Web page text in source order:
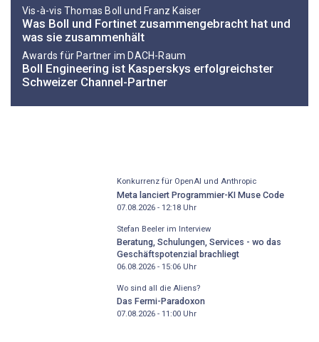
Vis-à-vis Thomas Boll und Franz Kaiser
Was Boll und Fortinet zusammengebracht hat und
was sie zusammenhält
Awards für Partner im DACH-Raum
Boll Engineering ist Kasperskys erfolgreichster
Schweizer Channel-Partner
Konkurrenz für OpenAI und Anthropic
Meta lanciert Programmier-KI Muse Code
07.08.2026 - 12:18Uhr
Stefan Beeler im Interview
Beratung, Schulungen, Services - wo das
Geschäftspotenzial brachliegt
06.08.2026 - 15:06Uhr
Wo sind all die Aliens?
Das Fermi-Paradoxon
07.08.2026 - 11:00Uhr